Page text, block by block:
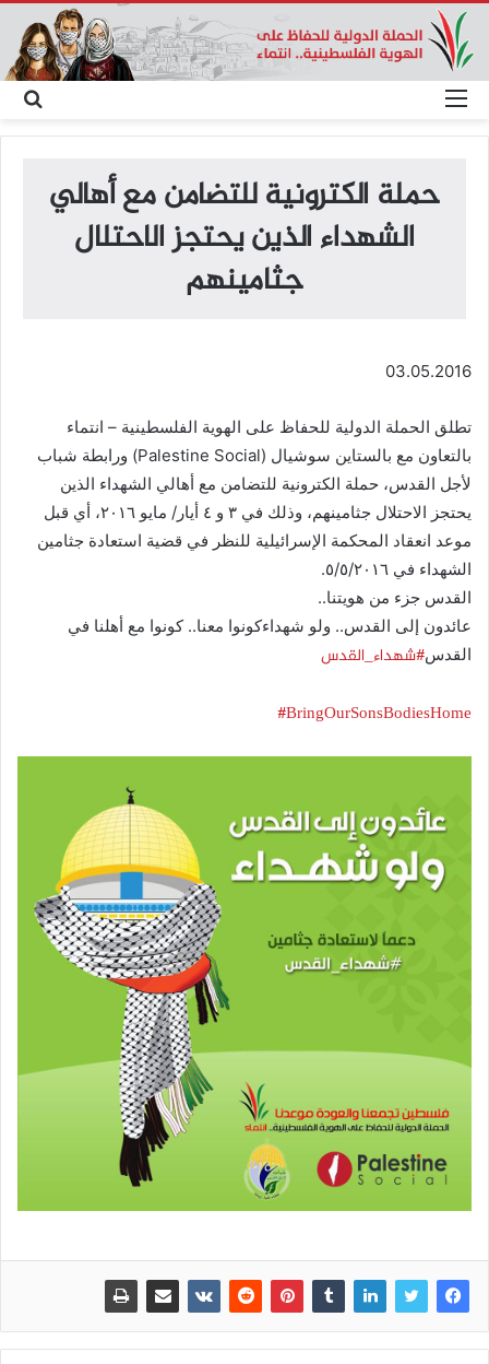
عن
القائمة
حملة الكترونية للتضامن مع أهالي
الشهداء الذين يحتجز الاحتلال
جثامينهم
03.05.2016
تطلق الحملة الدولية للحفاظ على الهوية الفلسطينية – انتماء
بالتعاون مع بالستاين سوشيال (Palestine Social) ورابطة شباب
لأجل القدس، حملة الكترونية للتضامن مع أهالي الشهداء الذين
يحتجز الاحتلال جثامينهم، وذلك في ٣ و ٤ أيار/ مايو ٢٠١٦، أي قبل
موعد انعقاد المحكمة الإسرائيلية للنظر في قضية استعادة جثامين
الشهداء في ٥/٥/٢٠١٦.
القدس جزء من هويتنا..
عائدون إلى القدس.. ولو شهداءكونوا معنا.. كونوا مع أهلنا في
القدس‫#‏شهداء_القدس‬
‪#‎BringOurSonsBodiesHome‬